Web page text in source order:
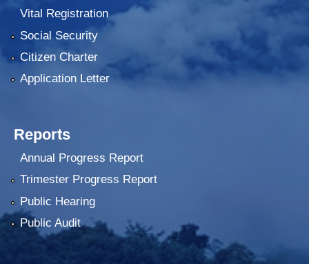
Vital Registration
Social Security
Citizen Charter
Application Letter
Reports
Annual Progress Report
Trimester Progress Report
Public Hearing
Public Audit